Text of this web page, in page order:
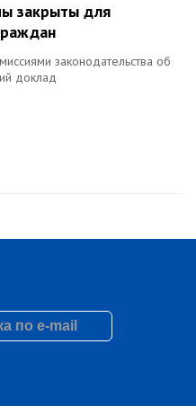
закрыты для
законодательства об
доклад